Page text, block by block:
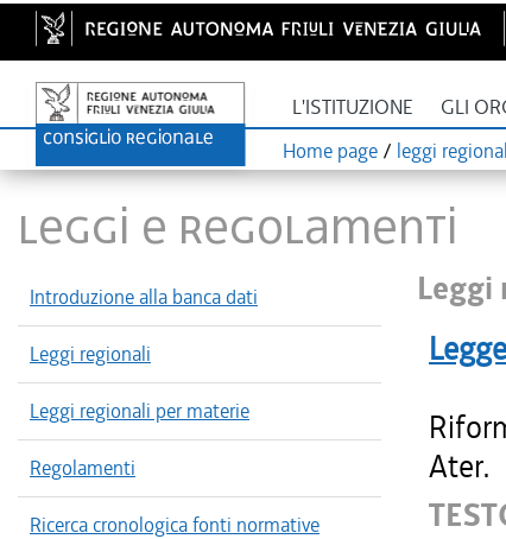
L'ISTITUZIONE GLI
Home page / leggi
LEGGI E REGOLAMENTI
Introduzione alla banca dati
Leggi regionali
Leggi regionali per materie
Regolamenti
Ricerca cronologica fonti normative
Leggi
Ater.